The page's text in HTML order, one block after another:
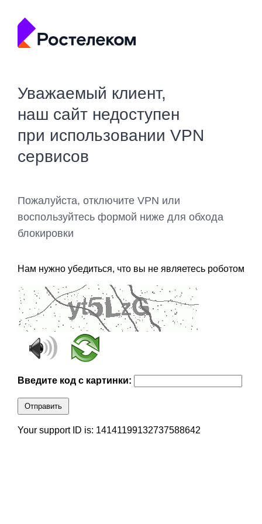
Уважаемый клиент,
наш сайт недоступен
при использовании VPN
сервисов
Пожалуйста, отключите VPN или
воспользуйтесь формой ниже для обхода
блокировки
Нам нужно убедиться, что вы не являетесь роботом
Введите код с картинки:
Отправить
Your support ID is: 14141199132737588642